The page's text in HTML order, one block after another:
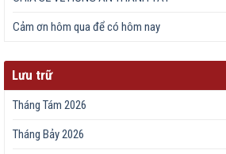
Cảm ơn hôm qua để có hôm nay
Lưu trữ
Tháng Tám 2026
Tháng Bảy 2026